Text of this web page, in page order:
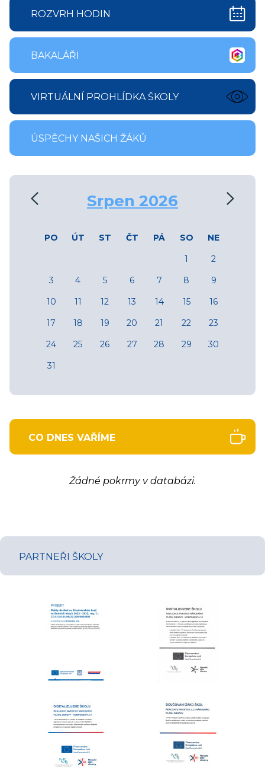
ROZVRH HODIN
BAKALÁŘI
VIRTUÁLNÍ PROHLÍDKA ŠKOLY
ÚSPĚCHY NAŠICH ŽÁKŮ
Srpen 2026
PO ÚT ST ČT PÁ SO
NE
1
2
3
4 5 6 7 8
9
10
11 12 13 14 15
16
17
18 19 20 21 22
23
24
25 26 27 28 29
30
31
CO DNES VAŘÍME
Žádné pokrmy v databázi.
PARTNEŘI ŠKOLY